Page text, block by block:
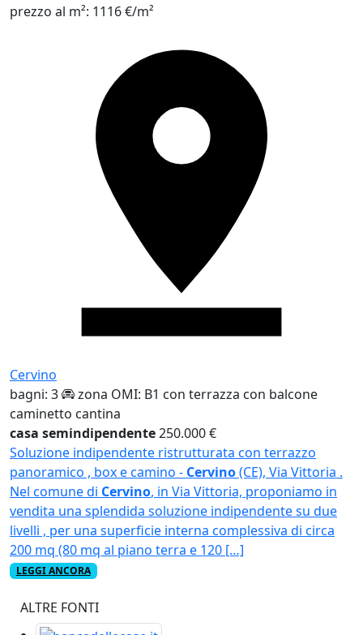
prezzo al m²: 1116 €/m²
Cervino
bagni: 3
zona OMI: B1 con terrazza con balcone
caminetto cantina
casa semindipendente250.000 €
Soluzione indipendente ristrutturata con terrazzo
panoramico , box e camino - Cervino(CE), Via Vittoria .
Nel comune di Cervino, in Via Vittoria, proponiamo in
vendita una splendida soluzione indipendente su due
livelli , per una superficie interna complessiva di circa
200 mq (80 mq al piano terra e 120 […]
LEGGI ANCORA
ALTRE FONTI